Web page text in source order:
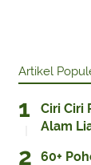
Artikel
Ciri Ciri
Alam
60+